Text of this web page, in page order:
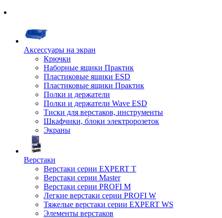
Аксессуары на экран
Крючки
Наборные ящики Практик
Пластиковые ящики ESD
Пластиковые ящики Практик
Полки и держатели
Полки и держатели Wave ESD
Тиски для верстаков, инструменты
Шкафчики, блоки электророзеток
Экраны
Верстаки
Верстаки серии EXPERT T
Верстаки серии Master
Верстаки серии PROFI M
Легкие верстаки серии PROFI W
Тяжелые верстаки серии EXPERT WS
Элементы верстаков